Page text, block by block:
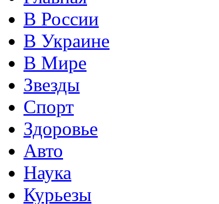
В России
В Украине
В Мире
Звезды
Спорт
Здоровье
Авто
Наука
Курьезы